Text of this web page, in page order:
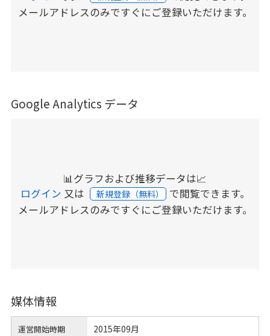
メールアドレスのみですぐにご登録いただけます。
Google Analytics データ
📊グラフおよび推移データは📈
ログイン 又は 新規登録（無料） で閲覧できます。
メールアドレスのみですぐにご登録いただけます。
媒体情報
運営開始時期 2015年09月